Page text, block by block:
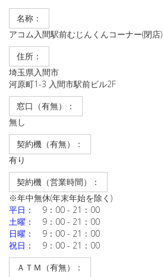
名称：
アコム入間駅前むじんくんコーナー(閉店)
住所：
埼玉県入間市
河原町1-3 入間市駅前ビル2F
窓口（有無）：
無し
契約機（有無）：
有り
契約機（営業時間）：
※年中無休(年末年始を除く)
平日：
9：00 - 21：00
土曜：
9：00 - 21：00
日曜：
9：00 - 21：00
祝日：
9：00 - 21：00
ＡＴＭ（有無）：